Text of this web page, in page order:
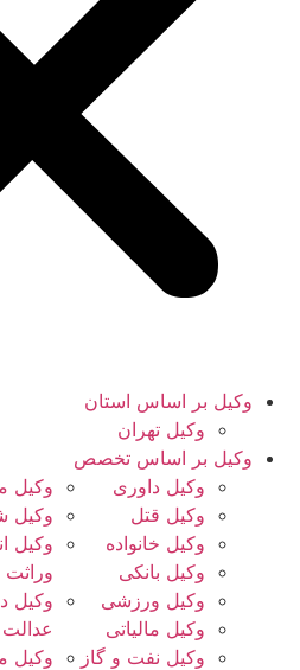
وکیل بر اساس استان
وکیل تهران
وکیل بر اساس تخصص
وکیل داوری
وکیل قتل
وکیل خانواده
وکیل بانکی
وکیل ورزشی
وکیل مالیاتی
وکیل نفت و گاز
وکیل
وکیل
وکیل
وراثت
وکیل
عدالت
وکیل